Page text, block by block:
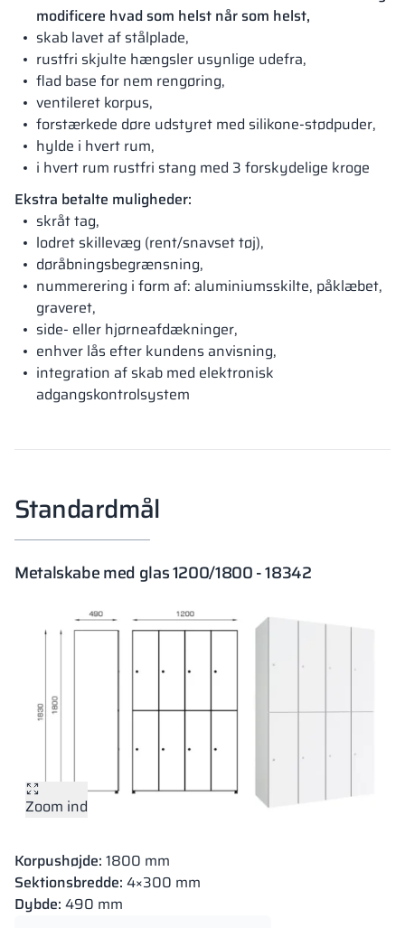
modificere hvad som helst når som helst,
skab lavet af stålplade,
rustfri skjulte hængsler usynlige udefra,
flad base for nem rengøring,
ventileret korpus,
forstærkede døre udstyret med silikone-stødpuder,
hylde i hvert rum,
i hvert rum rustfri stang med 3 forskydelige kroge
Ekstra betalte muligheder:
skråt tag,
lodret skillevæg (rent/snavset tøj),
døråbningsbegrænsning,
nummerering i form af: aluminiumsskilte, påklæbet,
graveret,
side- eller hjørneafdækninger,
enhver lås efter kundens anvisning,
integration af skab med elektronisk
adgangskontrolsystem
Standardmål
Metalskabe med glas 1200/1800 - 18342
Zoom ind
Korpushøjde: 1800 mm
Sektionsbredde: 4×300 mm
Dybde: 490 mm